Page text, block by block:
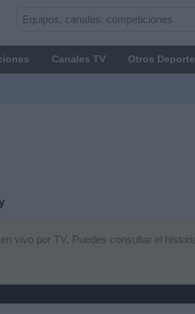
Canales TV Otros
vivo por TV. Puedes consultar el